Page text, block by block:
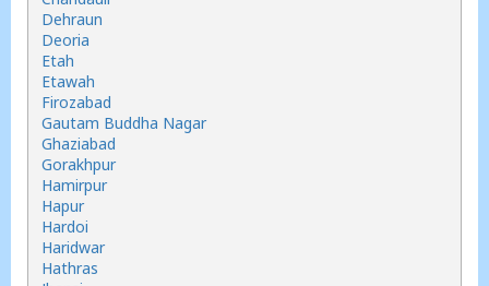
Dehraun
Deoria
Etah
Etawah
Firozabad
Gautam Buddha Nagar
Ghaziabad
Gorakhpur
Hamirpur
Hapur
Hardoi
Haridwar
Hathras